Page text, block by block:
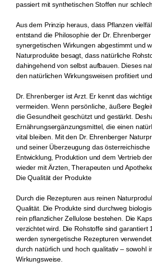
passiert mit synthetischen Stoffen nur
Aus dem Prinzip heraus, dass Pflanzen
entstand die Philosophie der Dr.
synergetischen Wirkungen abgestimmt und
Naturprodukte besagt, dass natürliche
dahingehend von selbst aufbauen. Dieses
den natürlichen Wirkungsweisen profitiert
Dr. Ehrenberger ist Arzt. Er kennt das
vermeiden. Wenn persönliche, äußere
die Gesundheit geschützt und gestärkt.
Ernährungsergänzungsmittel, die einen
vital bleiben. Mit den Dr. Ehrenberger
und seiner Überzeugung das
Entwicklung, Produktion und dem Vertrieb
wieder mit Ärzten, Therapeuten und
Die Qualität der Produkte
Durch die Rezepturen aus reinen
Qualität. Die Produkte sind durchweg
rein pflanzlicher Zellulose bestehen. Die
verzichtet wird. Die Rohstoffe sind
werden synergetische Rezepturen
durch natürlich und hoch qualitativ – sowohl
Wirkungsweise.